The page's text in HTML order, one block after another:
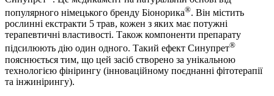
популярного німецького бренду Біонорика®. Він містить
рослинні екстракти 5 трав, кожен з яких має потужні
терапевтичні властивості. Також компоненти препарату
підсилюють дію один одного. Такий ефект Синупрет®
пояснюється тим, що цей засіб створено за унікальною
технологією фінірингу (інноваційному поєднанні фітотерапії
та інжинірингу).